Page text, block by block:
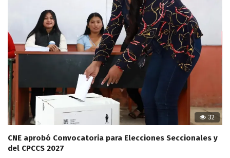
32
CNE aprobó Convocatoria para Elecciones Seccionales y
del CPCCS 2027